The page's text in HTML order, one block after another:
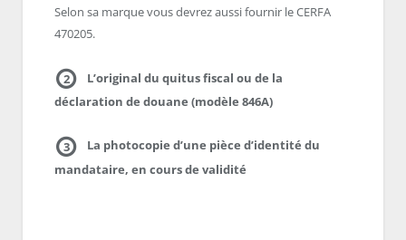
Selon sa marque vous devrez aussi fournir le CERFA
470205.
2
L’original du quitus fiscal ou de la
déclaration de douane (modèle 846A)
3
La photocopie d’une pièce d’identité du
mandataire, en cours de validité